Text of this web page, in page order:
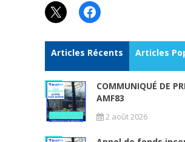
X Facebook
Articles Récents Articles
COMMUNIQUÉ DE
AMF83
2 août 2026